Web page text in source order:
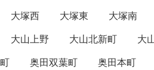
大塚西 大塚東 大塚南
大山上野 大山北新町 大
奥田双葉町 奥田本町